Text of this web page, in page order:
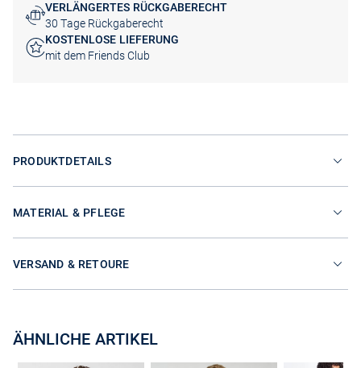
VERLÄNGERTES RÜCKGABERECHT
30 Tage Rückgaberecht
KOSTENLOSE LIEFERUNG
mit dem Friends Club
PRODUKTDETAILS
MATERIAL & PFLEGE
VERSAND & RETOURE
ÄHNLICHE ARTIKEL